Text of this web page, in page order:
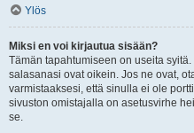
Ylös
Miksi en voi kirjautua sisään?
Tämän tapahtumiseen on useita
salasanasi ovat oikein. Jos ne ovat,
varmistaaksesi, että sinulla ei ole
sivuston omistajalla on asetusvirhe
se.